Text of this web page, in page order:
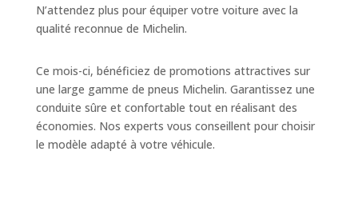
N’attendez plus pour équiper votre voiture avec la
qualité reconnue de Michelin.
Ce mois-ci, bénéficiez de promotions attractives sur
une large gamme de pneus Michelin. Garantissez une
conduite sûre et confortable tout en réalisant des
économies. Nos experts vous conseillent pour choisir
le modèle adapté à votre véhicule.